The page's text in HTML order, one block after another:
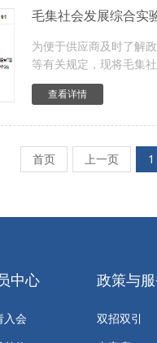
毛集社会发展综合实
为便于供应商及时了解
等有关规定，现将毛集
查看详情
首页 上一页 1
中心
入会
政策与
双招双引